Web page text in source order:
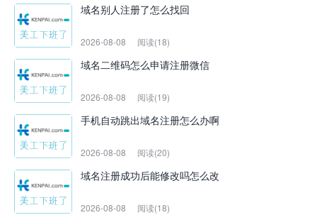
域名别人注册了怎么找回
2026-08-08 阅读(18)
域名二维码怎么申请注册微信
2026-08-08 阅读(19)
手机自动跳出域名注册怎么办啊
2026-08-08 阅读(20)
域名注册成功后能修改吗怎么改
2026-08-08 阅读(18)